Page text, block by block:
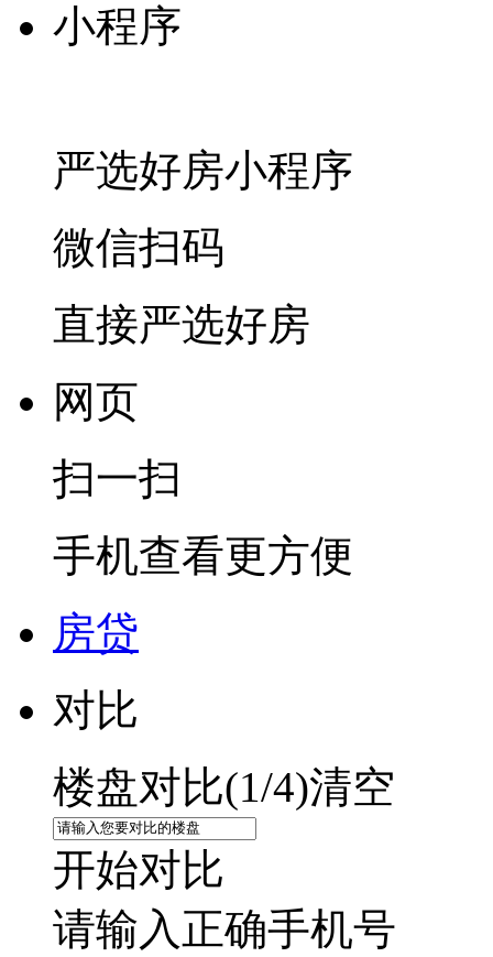
小程序
严选好房小程序
微信扫码
直接严选好房
网页
扫一扫
手机查看更方便
房贷
对比
楼盘对比(1/4)清空
开始对比
请输入正确手机号